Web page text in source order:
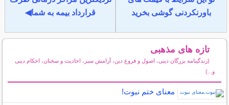
باورنکردنی گوشی بخرید
قرارداد بیمه به شما◀
تازه های مذهبی
(زندگینامه بزرگان دینی، اصول و فروع دین، آرامش سبز، احادیث و سخنان، احکام دینی
و...)
معنای ختم نبوت!